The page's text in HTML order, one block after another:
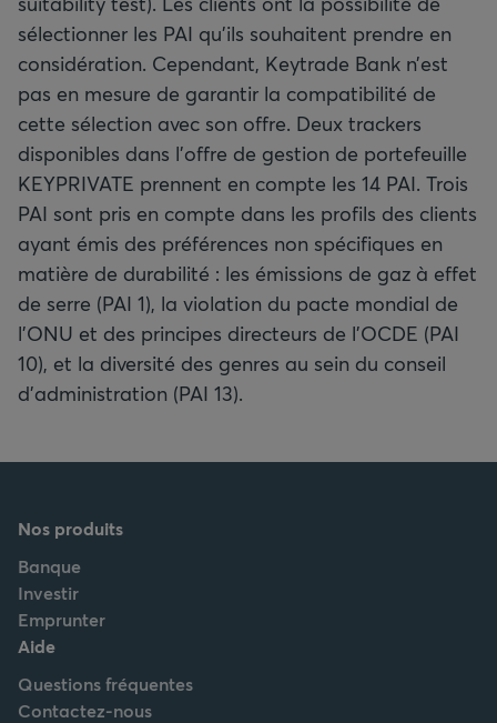
sélectionner les PAI qu’ils souhaitent prendre en
considération. Cependant, Keytrade Bank n’est
pas en mesure de garantir la compatibilité de
cette sélection avec son offre. Deux trackers
disponibles dans l’offre de gestion de portefeuille
KEYPRIVATE prennent en compte les 14 PAI. Trois
PAI sont pris en compte dans les profils des clients
ayant émis des préférences non spécifiques en
matière de durabilité : les émissions de gaz à effet
de serre (PAI 1), la violation du pacte mondial de
l’ONU et des principes directeurs de l’OCDE (PAI
10), et la diversité des genres au sein du conseil
d’administration (PAI 13).
Nos produits
Banque
Investir
Emprunter
Aide
Questions fréquentes
Contactez-nous